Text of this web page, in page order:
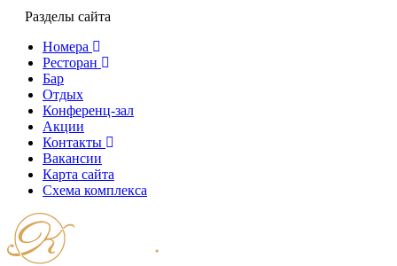
Разделы сайта
Номера
Ресторан
Бар
Отдых
Конференц-зал
Акции
Контакты
Вакансии
Карта сайта
Cхема комплекса